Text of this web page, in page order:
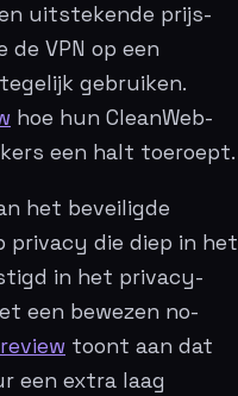
uitstekende prijs-
VPN op een
gebruiken.
hoe hun CleanWeb-
een halt toeroept.
het beveiligde
privacy die diep in het
in het privacy-
een bewezen no-
toont aan dat
een extra laag